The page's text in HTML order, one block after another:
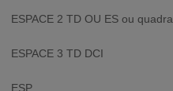
ESPACE 2 TD OU ES ou quadra
ESPACE 3 TD DCI
ESP